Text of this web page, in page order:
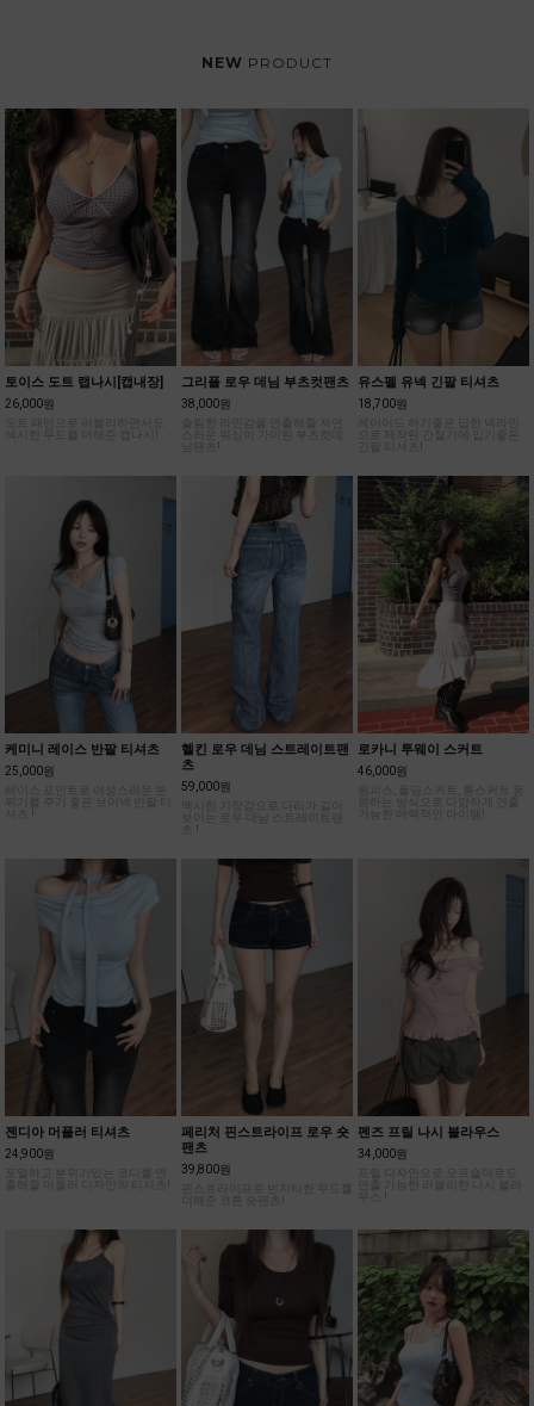
NEW PRODUCT
토이스 도트 랩나시[캡내장]
26,000원
섹시한 무드를 더해준 캡나시!
그리플 로우 데님 부츠컷팬츠
38,000원
슬림한 라인감을 연출해줄 자연
님팬츠!
유스펠 유넥 긴팔 티셔츠
18,700원
으로 제작된 간절기에 입기좋은
긴팔 티셔츠!
케미니 레이스 반팔 티셔츠
25,000원
셔츠 !
헬킨 로우 데님 스트레이트팬
츠
59,000원
츠 !
로카니 투웨이 스커트
46,000원
가능한 매력적인 아이템!
젠디아 머플러 티셔츠
24,900원
출해줄 머플러 디자인의 티셔츠!
페리처 핀스트라이프 로우 숏
팬츠
39,800원
핀스트라이프로 빈지티한 무드를
더해준 코튼 숏팬츠!
펜즈 프릴 나시 블라우스
34,000원
프릴 디자인으로 오프숄더로도
우스 !